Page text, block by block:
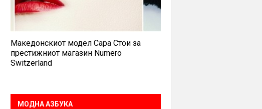
Македонскиот модел Сара Стои за
престижниот магазин Numero
Switzerland
МОДНА АЗБУКА